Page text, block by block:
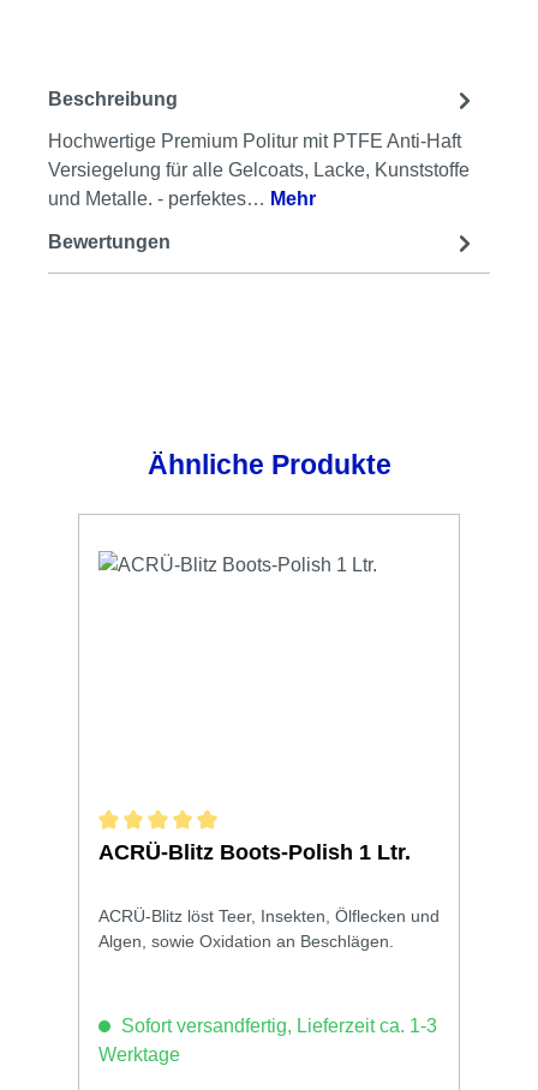
Beschreibung
Hochwertige Premium Politur mit PTFE Anti-Haft
Versiegelung für alle Gelcoats, Lacke, Kunststoffe
und Metalle. - perfektes… Mehr
Bewertungen
Produktgalerie überspringen
Ähnliche Produkte
Durchschnittliche Bewertung von 5 von 5 Sternen
ACRÜ-Blitz Boots-Polish 1 Ltr.
ACRÜ-Blitz löst Teer, Insekten, Ölflecken und
Algen, sowie Oxidation an Beschlägen.
Sofort versandfertig, Lieferzeit ca. 1-3
Werktage